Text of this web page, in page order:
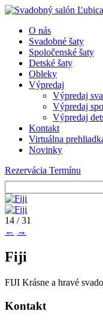
O nás
Svadobné šaty
Spoločenské šaty
Detské šaty
Obleky
Výpredaj
Výpredaj
Výpredaj
Výpredaj
Kontakt
Virtuálna
Novinky
Rezervácia Termínu
14 / 31
← →
Fiji
FIJI Krásne a hravé
Kontakt